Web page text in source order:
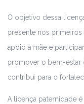
O objetivo dessa
presente nos
apoio à mãe e
promover o bem-estar
contribui para o
A licença paternidade